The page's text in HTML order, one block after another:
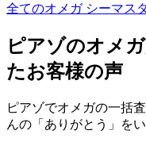
全てのオメガ シーマス
ピアゾのオメ
たお客様の声
ピアゾでオメガの一括
んの「ありがとう」を